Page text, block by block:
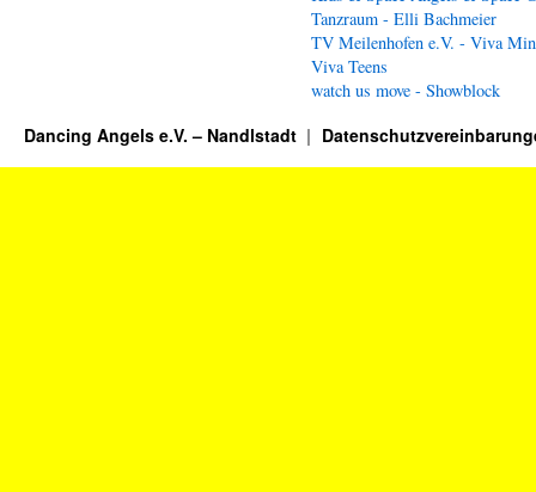
Tanzraum - Elli Bachmeier
TV Meilenhofen e.V. - Viva
Viva Teens
watch us move - Showblock
Dancing Angels e.V. – Nandlstadt